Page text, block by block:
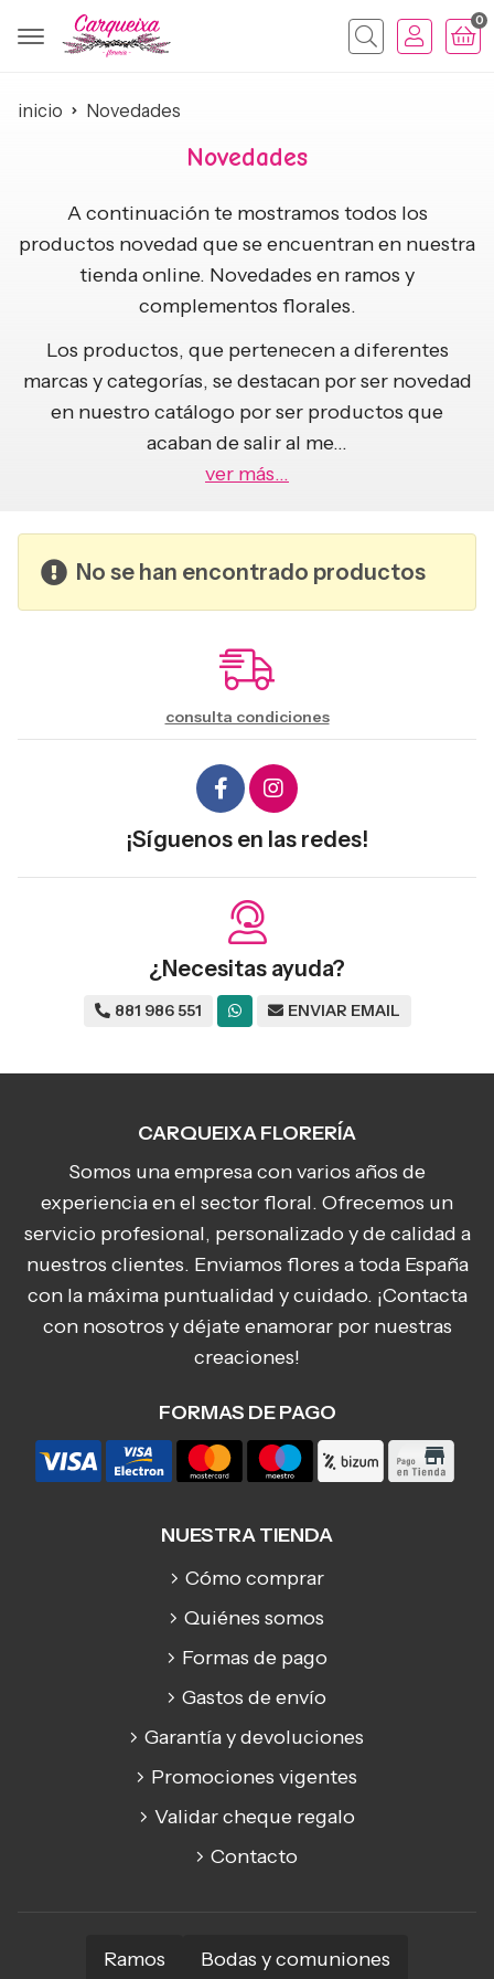
Buscar
0
inicio Novedades
Novedades
A continuación te mostramos todos los
productos novedad que se encuentran en nuestra
tienda online. Novedades en ramos y
complementos florales.
Los productos, que pertenecen a diferentes
marcas y categorías, se destacan por ser novedad
en nuestro catálogo por ser productos que
acaban de salir al me...
ver más...
No se han encontrado productos
consulta condiciones
¡Síguenos en las redes!
¿Necesitas ayuda?
881 986 551 ENVIAR EMAIL
CARQUEIXA FLORERÍA
Somos una empresa con varios años de
experiencia en el sector floral. Ofrecemos un
servicio profesional, personalizado y de calidad a
nuestros clientes. Enviamos flores a toda España
con la máxima puntualidad y cuidado. ¡Contacta
con nosotros y déjate enamorar por nuestras
creaciones!
FORMAS DE PAGO
NUESTRA TIENDA
Cómo comprar
Quiénes somos
Formas de pago
Gastos de envío
Garantía y devoluciones
Promociones vigentes
Validar cheque regalo
Contacto
Ramos Bodas y comuniones